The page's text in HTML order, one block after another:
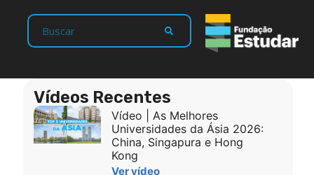
Vídeos Recentes
Vídeo | As Melhores
Universidades da Ásia 2026:
China, Singapura e Hong
Kong
Ver vídeo